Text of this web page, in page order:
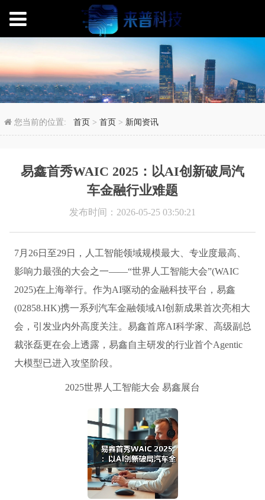
易鑫首秀WAIC 2025：
您当前的位置:首页 >首页 > 新闻资讯
易鑫首秀WAIC 2025：以AI创新破局汽
车金融行业难题
发布时间：2026-05-25 03:50:21
7月26日至29日，人工智能领域规模最大、专业度最高、
影响力最强的大会之一——“世界人工智能大会”(WAIC
2025)在上海举行。作为AI驱动的金融科技平台，易鑫
(02858.HK)携一系列汽车金融领域AI创新成果首次亮相大
会，引发业内外高度关注。易鑫首席AI科学家、高级副总
裁张磊更在会上透露，易鑫自主研发的行业首个Agentic
大模型已进入攻坚阶段。
2025世界人工智能大会 易鑫展台